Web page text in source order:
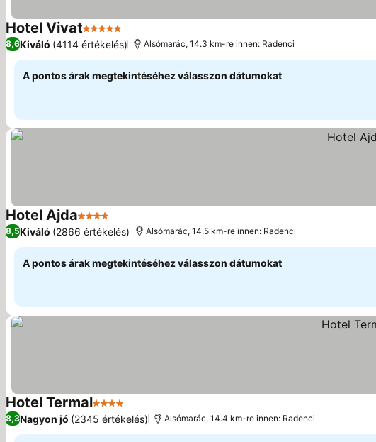
Hotel Vivat5 KategóriaÁrak megjelenítése
8,6Kiváló (4114 értékelés) Alsómarác, 14.3 km-re innen: Radenci
A pontos árak megtekintéséhez válasszon dátumokat
Hotel Ajda4 KategóriaÁrak megjelenítése
8,5Kiváló (2866 értékelés) Alsómarác, 14.5 km-re innen: Radenci
A pontos árak megtekintéséhez válasszon dátumokat
Hotel Termal4 KategóriaÁrak megjelenítése
8,3Nagyon jó (2345 értékelés) Alsómarác, 14.4 km-re innen: Radenci